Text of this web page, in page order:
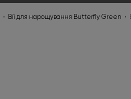
Вії для нарощування Butterfly Green